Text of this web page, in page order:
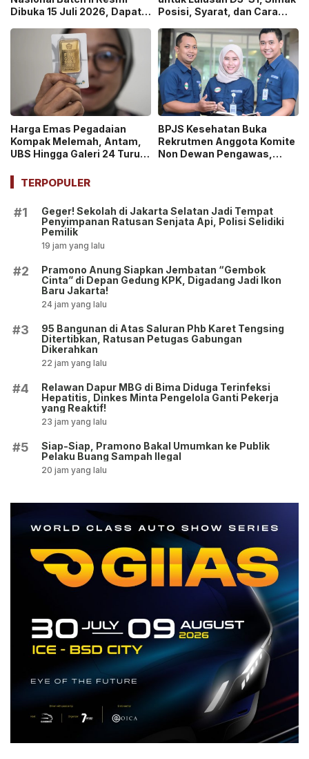
Dibuka 15 Juli 2026, Dapat
Posisi, Syarat, dan Cara
Harga Emas Pegadaian
Kompak Melemah, Antam,
UBS Hingga Galeri 24 Turun
BPJS Kesehatan Buka
Rekrutmen Anggota Komite
Non Dewan Pengawas,
TERPOPULER
#1
Geger! Sekolah di Jakarta Selatan Jadi Tempat
Penyimpanan Ratusan Senjata Api, Polisi Selidiki
Pemilik
19 jam yang lalu
#2
Pramono Anung Siapkan Jembatan “Gembok
Cinta” di Depan Gedung KPK, Digadang Jadi Ikon
Baru Jakarta!
24 jam yang lalu
#3
95 Bangunan di Atas Saluran Phb Karet Tengsing
Ditertibkan, Ratusan Petugas Gabungan
Dikerahkan
22 jam yang lalu
#4
Relawan Dapur MBG di Bima Diduga Terinfeksi
Hepatitis, Dinkes Minta Pengelola Ganti Pekerja
yang Reaktif!
23 jam yang lalu
#5
Siap-Siap, Pramono Bakal Umumkan ke Publik
Pelaku Buang Sampah Ilegal
20 jam yang lalu